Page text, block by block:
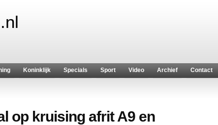
Koninklijk Specials Sport Video Archief Contact
op kruising afrit A9 en